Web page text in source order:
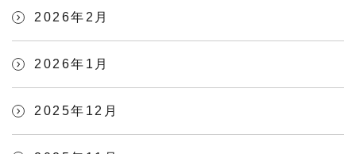
2026年2月
2026年1月
2025年12月